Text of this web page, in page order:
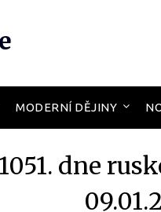
MODERNÍ DĚJINY
dne